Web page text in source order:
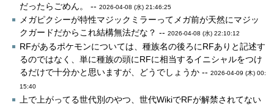
だったらごめん。 --2026-04-08 (水) 21:46:25
メガピクシーが特性マジックミラーってメガ前が天然にマジッ
クガードだからこれ結構無法だな？ --2026-04-08 (水) 22:10:12
RFがあるポケモンについては、種族名の後ろにRFありと記述す
るのではなく、単に種族の頭にRFに相当するイニシャルをつけ
るだけで十分かと思いますが、どうでしょうか --2026-04-09 (木) 00:
15:40
上で上がってる世代別のやつ、世代WikiでRFが解禁されてない